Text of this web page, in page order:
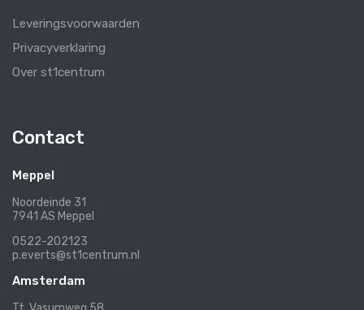
Leveringsvoorwaarden
Privacyverklaring
Over st1centrum
Contact
Meppel
Noordeinde 31
7941 AS Meppel
0522-202123
p.everts@st1centrum.nl
Amsterdam